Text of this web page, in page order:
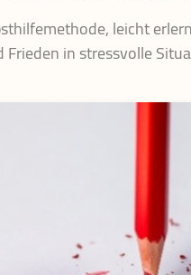
leicht
in stressvolle